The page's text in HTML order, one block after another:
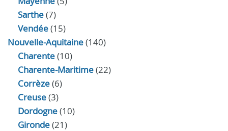
Sarthe(7)
Vendée(15)
Nouvelle-Aquitaine(140)
Charente(10)
Charente-Maritime(22)
Corrèze(6)
Creuse(3)
Dordogne(10)
Gironde(21)